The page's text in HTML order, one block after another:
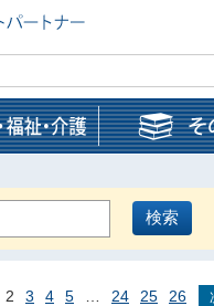
2 3 4 5 24 25 26